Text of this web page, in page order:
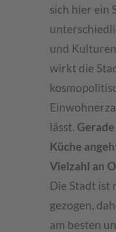
sich hier ein
und
wirkt die
lässt.
Küche
Vielzahl an
Die Stadt ist
gezogen,
am besten